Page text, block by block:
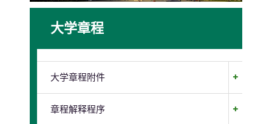
大学章程
大学章程附件
章程解释程序